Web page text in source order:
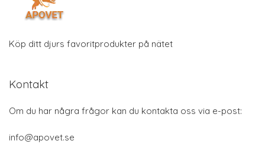
Köp ditt djurs favoritprodukter på nätet
Kontakt
Om du har några frågor kan du kontakta oss via e-post:
info@apovet.se